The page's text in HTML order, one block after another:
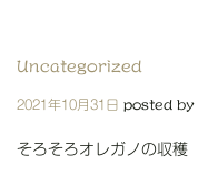
Uncategorized
Posted
2021年10月31日 posted by
そろそろオレガノの収穫